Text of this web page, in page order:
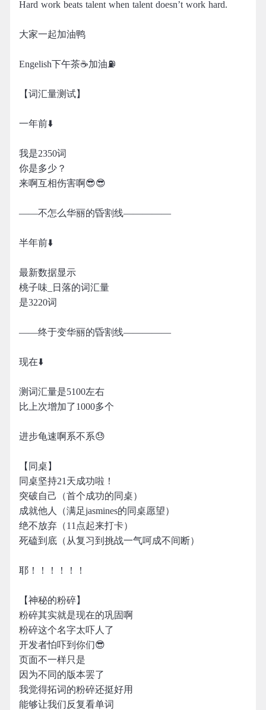
Hard work beats talent when talent doesn’t work hard.
大家一起加油鸭
Engelish下午茶☕️加油⛽️
【词汇量测试】
一年前⬇️
我是2350词
你是多少？
来啊互相伤害啊😎😎
——不怎么华丽的昏割线—————
半年前⬇️
最新数据显示
桃子味_日落的词汇量
是3220词
——终于变华丽的昏割线—————
现在⬇️
测词汇量是5100左右
比上次增加了1000多个
进步龟速啊系不系😓
【同桌】
同桌坚持21天成功啦！
突破自己（首个成功的同桌）
成就他人（满足jasmines的同桌愿望）
绝不放弃（11点起来打卡）
死磕到底（从复习到挑战一气呵成不间断）
耶！！！！！！
【神秘的粉碎】
粉碎其实就是现在的巩固啊
粉碎这个名字太吓人了
开发者怕吓到你们😎
页面不一样只是
因为不同的版本罢了
我觉得拓词的粉碎还挺好用
能够让我们反复看单词